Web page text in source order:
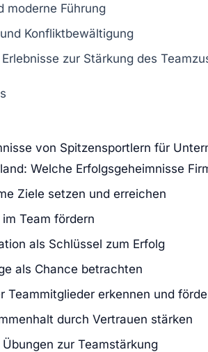
moderne Führung
und Konfliktbewältigung
zur Stärkung des
von Spitzensportlern für
Welche Erfolgsgeheimnisse
Ziele setzen und erreichen
Team fördern
als Schlüssel zum Erfolg
als Chance betrachten
Teammitglieder erkennen und
durch Vertrauen stärken
zur Teamstärkung